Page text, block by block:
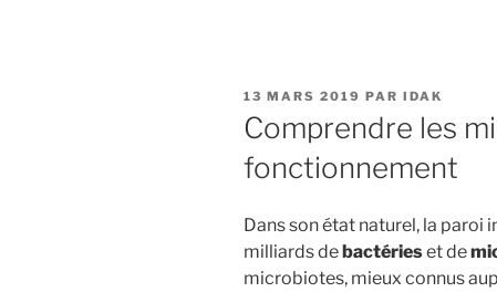
PUBLIÉ
LE
13 MARS 2019 PAR IDAK
Comprendre les
fonctionnement
Dans son état naturel, la paroi
milliards de bactérieset de
microbiotes, mieux connus